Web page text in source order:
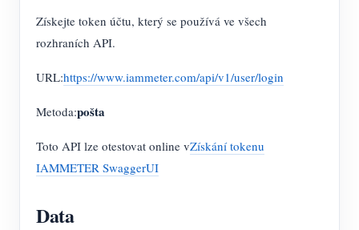
Získejte token účtu, který se používá ve všech
rozhraních API.
URL:https://www.iammeter.com/api/v1/user/login
Metoda:pošta
Toto API lze otestovat online vZískání tokenu
IAMMETER SwaggerUI
Data